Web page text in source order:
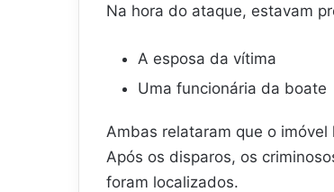
Na hora do ataque, estavam
A esposa da vítima
Uma funcionária da boate
Ambas relataram que o
Após os disparos, os
foram localizados.